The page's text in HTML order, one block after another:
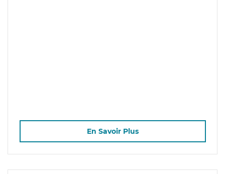
En Savoir Plus